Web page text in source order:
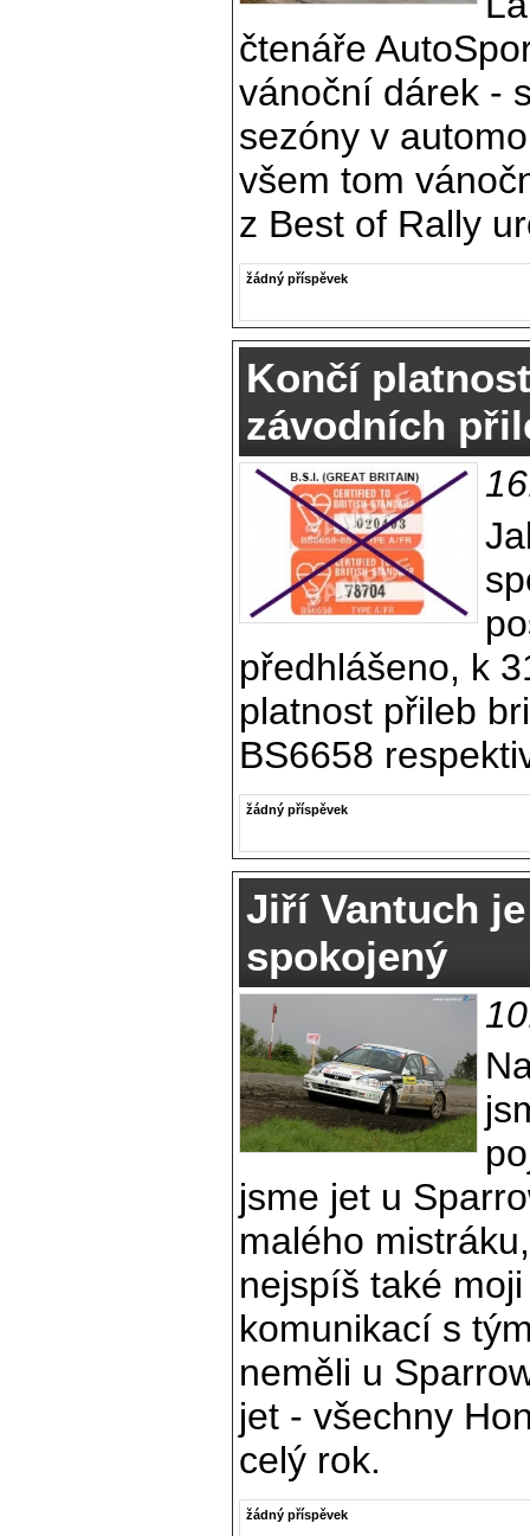
čtenáře
vánoční dárek -
sezóny v
všem tom
z Best of Rally
žádný příspěvek
Končí
závodních
předhlášeno, k
platnost přileb
BS6658
žádný příspěvek
Jiří Vantuch
spokojený
jsme jet u
malého
nejspíš také
komunikací s
neměli u
jet - všechny
celý rok.
žádný příspěvek